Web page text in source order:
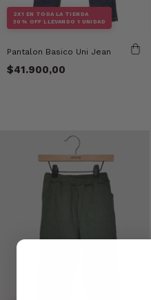
2X1 EN TODA LA TIENDA
30% OFF LLEVANDO 1 UNIDAD
Pantalon Basico Uni Jean
$41.900,00